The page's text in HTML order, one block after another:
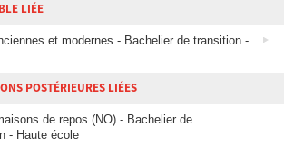
LIÉE
et modernes - Bachelier de transition -
POSTÉRIEURES LIÉES
de repos (NO) - Bachelier de
- Haute école